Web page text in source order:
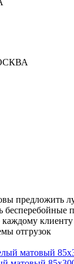
предложить
бесперебойные
отгрузок